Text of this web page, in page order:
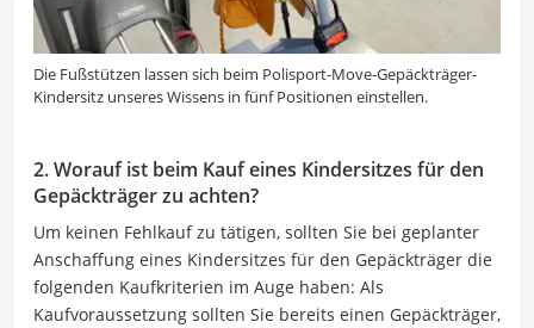
Die Fußstützen lassen sich beim Polisport-Move-Gepäckträger-
Kindersitz unseres Wissens in fünf Positionen einstellen.
2. Worauf ist beim Kauf eines Kindersitzes für den
Gepäckträger zu achten?
Um keinen Fehlkauf zu tätigen, sollten Sie bei geplanter
Anschaffung eines Kindersitzes für den Gepäckträger die
folgenden Kaufkriterien im Auge haben: Als
Kaufvoraussetzung sollten Sie bereits einen Gepäckträger,